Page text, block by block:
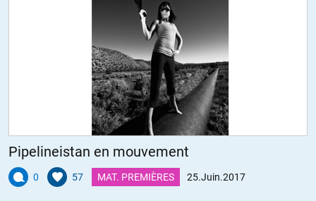
sont à 98% musulmanes »
C’est comme dire : Au Brésil, 90% des victimes des gangs
sont chrétiennes. C’est évident puis que 90% de la population
la bas est chrétienne, gang compris.
Ce qui compte c’est leur idéologie et ce qu’il veulent imposer.
Ce que l’Etat Islamique veut ce n’est pas tuer tous les
musulmans, ce sont juste des victimes collatérales pour
imposer leur idéologie et atteindre leur but qui est d’éliminer
tous les non musulmans.
Pipelineistan en mouvement
0 57 MAT. PREMIÈRES 25.Juin.2017